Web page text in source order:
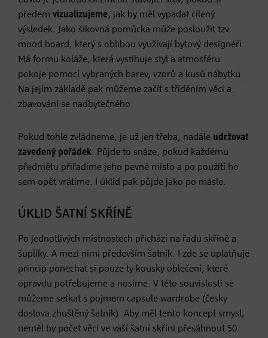
předem vizualizujeme, jak by měl vypadat cílený
výsledek. Jako šikovná pomůcka může posloužit tzv.
mood board, který s oblibou využívají bytový designéři.
Má formu koláže, která vystihuje styl a atmosféru
pokoje pomocí vybraných barev, vzorů a kusů nábytku.
Na jejím základě pak můžeme začít s tříděním věcí a
zbavování se nadbytečného.
Pokud tohle zvládneme, je už jen třeba, nadále udržovat
zavedený pořádek. Půjde to snáze, pokud každému
předmětu přiřadíme jeho pevné místo a po použití ho
sem opět vrátíme. I úklid pak půjde jako po másle.
ÚKLID ŠATNÍ SKŘÍNĚ
Po jednotlivých místnostech přichází na řadu skříně a
šuplíky. A mezi nimi především šatník. I zde se uplatňuje
princip ponechat si pouze ty kousky oblečení, které
opravdu potřebujeme a nosíme. V této souvislosti se
můžeme setkat s pojmem capsule wardrobe (česky
doslova zhuštěný šatník). Aby měl tento koncept smysl,
neměl by počet věcí ve vaší šatní skříni přesáhnout 50.